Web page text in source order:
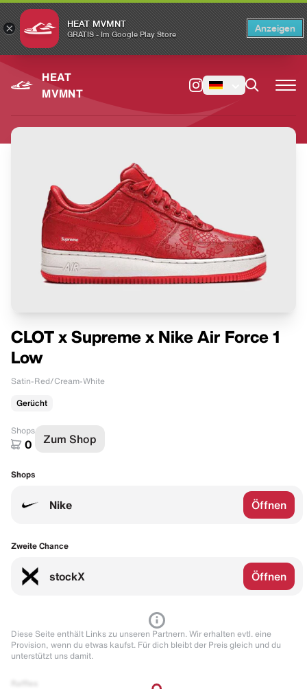
× HEAT MVMNT
GRATIS - Im Google Play Store
Anzeigen
HEAT
MVMNT
CLOT x Supreme x Nike Air Force 1
Low
Satin-Red/Cream-White
Gerücht
Shops
0 Zum Shop
Shops
Nike Öffnen
Zweite Chance
stockX Öffnen
Diese Seite enthält Links zu unseren Partnern. Wir erhalten evtl. eine
Provision, wenn du etwas kaufst. Für dich bleibt der Preis gleich und du
unterstützt uns damit.
Switch to the English version? Switch ×